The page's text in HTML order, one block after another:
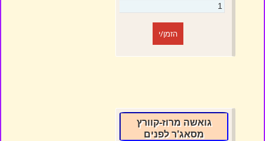
הזמן/י
גואשה מרוז-קוורץ
מסאג'ר לפנים